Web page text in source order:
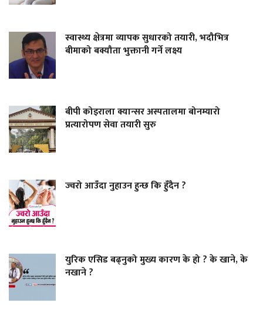
स्वास्थ्य क्षेत्रमा व्यापक सुधारको तयारी, भदौभित्र
बीमाको बक्यौता भुक्तानी गर्ने लक्ष्य
बीपी कोइराला क्यान्सर अस्पतालमा बोनम्यारो
प्रत्यारोपण सेवा तयारी सुरु
ज्वरो आउँदा नुहाउन हुन्छ कि हुँदैन ?
युरिक एसिड बढ्नुको मुख्य कारण के हो ? के खाने, के
नखाने ?